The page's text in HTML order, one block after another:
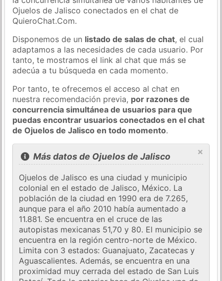
Ojuelos de Jalisco conectados en el chat de
QuieroChat.Com.
Disponemos de un listado de salas de chat, el cual
adaptamos a las necesidades de cada usuario. Por
tanto, te mostramos el link al chat que más se
adecúa a tu búsqueda en cada momento.
Por tanto, te ofrecemos el acceso al chat en
nuestra recomendación previa, por razones de
concurrencia simultánea de usuarios para que
puedas encontrar usuarios conectados en el chat
de Ojuelos de Jalisco en todo momento.
×
Más datos de Ojuelos de Jalisco
Ojuelos de Jalisco es una ciudad y municipio
colonial en el estado de Jalisco, México. La
población de la ciudad en 1990 era de 7.265,
aunque para el año 2010 había aumentado a
11.881. Se encuentra en el cruce de las
autopistas mexicanas 51,70 y 80. El municipio se
encuentra en la región centro-norte de México.
Limita con 3 estados: Guanajuato, Zacatecas y
Aguascalientes. Además, se encuentra en una
proximidad muy cerrada del estado de San Luis